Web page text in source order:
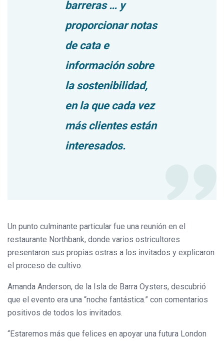
barreras … y
proporcionar notas
de cata e
información sobre
la sostenibilidad,
en la que cada vez
más clientes están
interesados.
Un punto culminante particular fue una reunión en el
restaurante Northbank, donde varios ostricultores
presentaron sus propias ostras a los invitados y explicaron
el proceso de cultivo.
Amanda Anderson, de la Isla de Barra Oysters, descubrió
que el evento era una “noche fantástica.” con comentarios
positivos de todos los invitados.
“Estaremos más que felices en apoyar una futura London